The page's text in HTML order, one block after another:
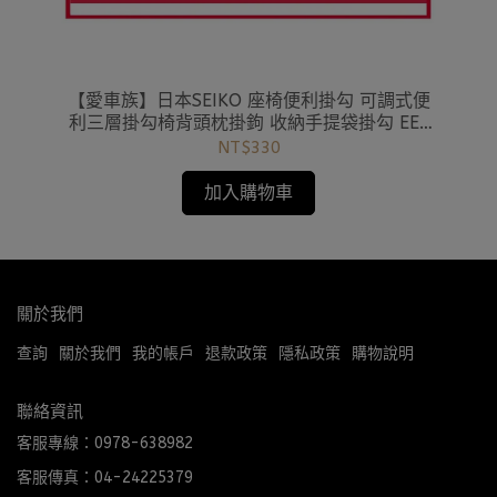
【愛車族】日本SEIKO 座椅便利掛勾 可調式便
利三層掛勾椅背頭枕掛鉤 收納手提袋掛勾 EE-
46
NT$330
加入購物車
關於我們
查詢 關於我們 我的帳戶 退款政策 隱私政策 購物說明
聯絡資訊
客服專線：0978-638982
客服傳真：04-24225379